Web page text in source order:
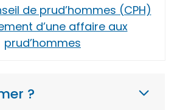
de prud’hommes (CPH)
d’une affaire aux
prud’hommes
?